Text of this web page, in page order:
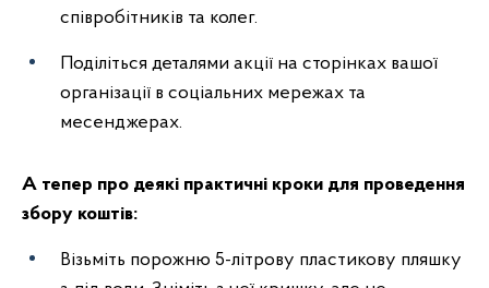
співробітників та колег.
Поділіться деталями акції на сторінках вашої
організації в соціальних мережах та
месенджерах.
А тепер про деякі практичні кроки для проведення
збору коштів:
Візьміть порожню 5-літрову пластикову пляшку